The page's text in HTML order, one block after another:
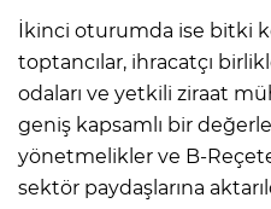
İkinci oturumda ise bitki
toptancılar, ihracatçı
odaları ve yetkili ziraat
geniş kapsamlı bir
yönetmelikler ve B-
sektör paydaşlarına